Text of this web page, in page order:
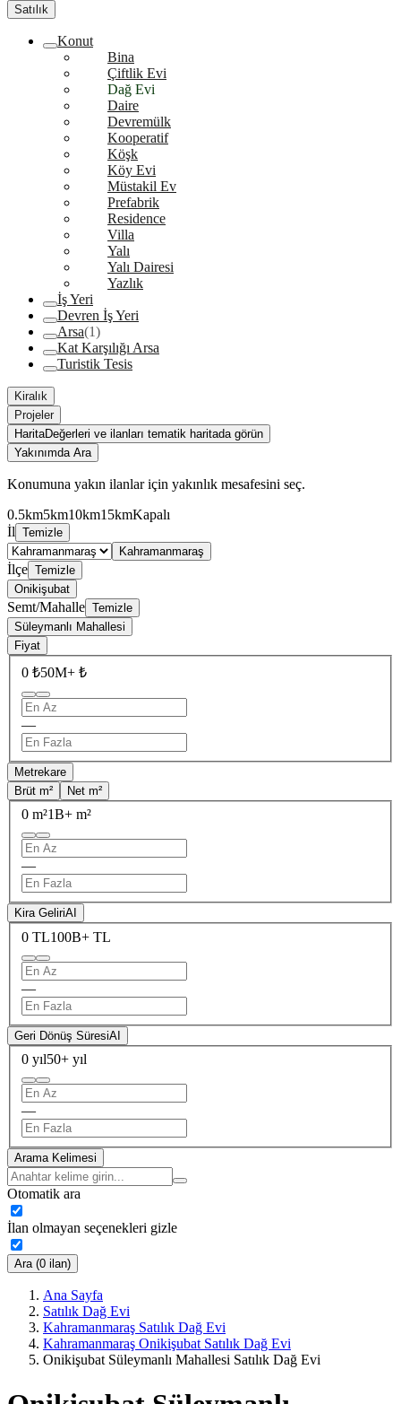
Satılık
Konut
Bina
Çiftlik Evi
Dağ Evi
Daire
Devremülk
Kooperatif
Köşk
Köy Evi
Müstakil Ev
Prefabrik
Residence
Villa
Yalı
Yalı Dairesi
Yazlık
İş Yeri
Devren İş Yeri
Arsa(1)
Kat Karşılığı Arsa
Turistik Tesis
Kiralık
Projeler
HaritaDeğerleri ve ilanları tematik haritada görün
Yakınımda Ara
Konumuna yakın ilanlar için yakınlık mesafesini seç.
0.5km5km10km15kmKapalı
İl Temizle
Kahramanmaraş
İlçe Temizle
Onikişubat
Semt/Mahalle Temizle
Süleymanlı Mahallesi
Fiyat
0 ₺50M+ ₺
—
Metrekare
Brüt m²
Net m²
0 m²1B+ m²
—
Kira GeliriAI
0 TL100B+ TL
—
Geri Dönüş SüresiAI
0 yıl50+ yıl
—
Arama Kelimesi
Otomatik ara
İlan olmayan seçenekleri gizle
Ara (0 ilan)
Ana Sayfa
Satılık Dağ Evi
Kahramanmaraş Satılık Dağ Evi
Kahramanmaraş Onikişubat Satılık Dağ Evi
Onikişubat Süleymanlı Mahallesi Satılık Dağ Evi